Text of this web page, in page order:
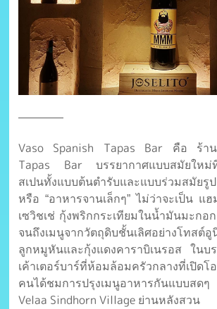
————
Vaso Spanish Tapas Bar คือ ร้าน
Tapas Bar บรรยากาศแบบสมัยใหม่ที่
สเปนทั้งแบบต้นตำรับและแบบร่วมสมัย
หรือ “อาหารจานเล็กๆ” ไม่ว่าจะเป็น แ
เซวิชเช่ กุ้งพริกกระเทียมในน้ำมันมะกอ
จนถึงเมนูจากวัตถุดิบชั้นเลิศอย่างโทสต์
ลูกหมูหันและกุ้งแดงคาราบิเนรอส ในบ
เค้าเตอร์บาร์ที่ห้อมล้อมครัวกลางที่เปิด
คนได้ชมการปรุงเมนูอาหารกันแบบ
Velaa Sindhorn Village ย่านหลังสวน